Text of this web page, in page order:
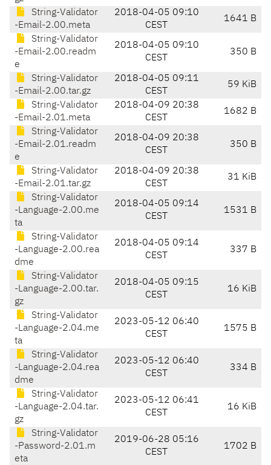
String-Validator
-Email-2.00.meta
2018-04-05 09:10
CEST
1641 B
String-Validator
-Email-2.00.readm
e
2018-04-05 09:10
CEST
350 B
String-Validator
-Email-2.00.tar.gz
2018-04-05 09:11
CEST
59 KiB
String-Validator
-Email-2.01.meta
2018-04-09 20:38
CEST
1682 B
String-Validator
-Email-2.01.readm
e
2018-04-09 20:38
CEST
350 B
String-Validator
-Email-2.01.tar.gz
2018-04-09 20:38
CEST
31 KiB
String-Validator
-Language-2.00.me
ta
2018-04-05 09:14
CEST
1531 B
String-Validator
-Language-2.00.rea
dme
2018-04-05 09:14
CEST
337 B
String-Validator
-Language-2.00.tar.
gz
2018-04-05 09:15
CEST
16 KiB
String-Validator
-Language-2.04.me
ta
2023-05-12 06:40
CEST
1575 B
String-Validator
-Language-2.04.rea
dme
2023-05-12 06:40
CEST
334 B
String-Validator
-Language-2.04.tar.
gz
2023-05-12 06:41
CEST
16 KiB
String-Validator
-Password-2.01.m
eta
2019-06-28 05:16
CEST
1702 B